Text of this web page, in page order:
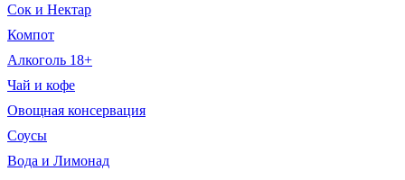
Сок и Нектар
Компот
Алкоголь 18+
Чай и кофе
Овощная консервация
Соусы
Вода и Лимонад